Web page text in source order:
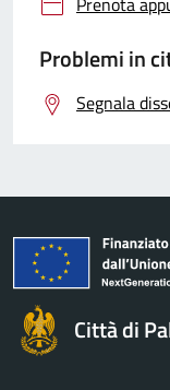
Problemi in
Segnala
Città di